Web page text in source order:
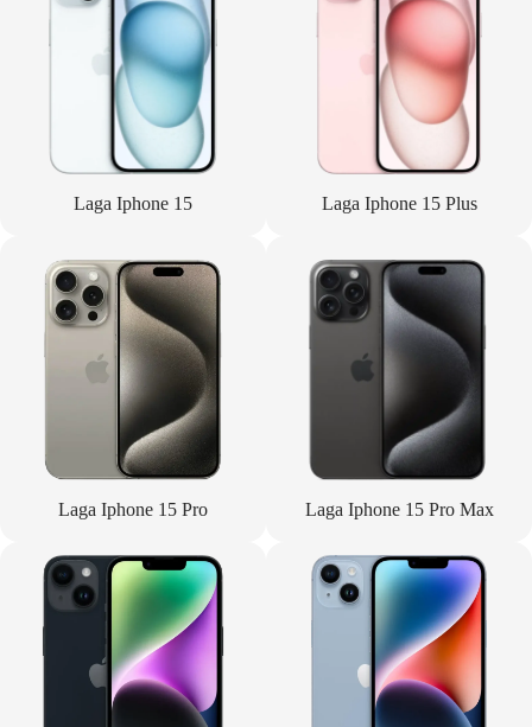
Laga Iphone 15 Laga Iphone 15 Plus
Laga Iphone 15 Pro Laga Iphone 15 Pro Max